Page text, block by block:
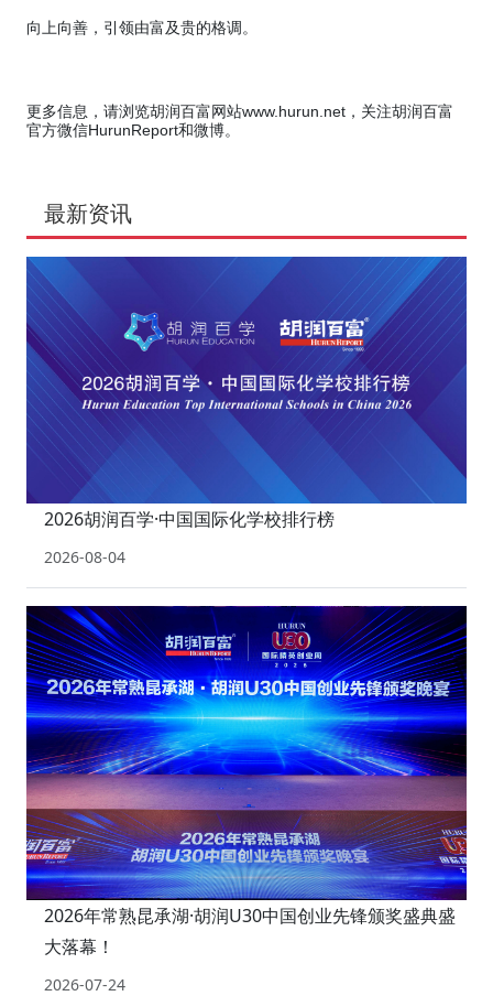
向上向善，引领由富及贵的格调。
更多信息，请浏览胡润百富网站www.hurun.net，关注胡润百富
官方微信HurunReport和微博。
最新资讯
2026胡润百学·中国国际化学校排行榜
2026-08-04
2026年常熟昆承湖·胡润U30中国创业先锋颁奖盛典盛
大落幕！
2026-07-24